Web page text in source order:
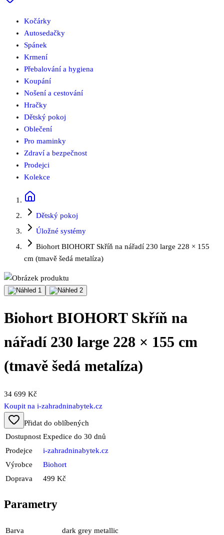
Kočárky
Autosedačky
Spánek
Krmení
Přebalování a hygiena
Koupání
Nošení a cestování
Hračky
Dětský pokoj
Oblečení
Pro maminky
Zdraví a bezpečnost
Prodejci
Kolekce
Dětský pokoj
Úložné systémy
Biohort BIOHORT Skříň na nářadí 230 large 228 × 155
cm (tmavě šedá metalíza)
Biohort BIOHORT Skříň na
nářadí 230 large 228 × 155 cm
(tmavě šedá metalíza)
34 699 Kč
Koupit na i-zahradninabytek.cz
Přidat do oblíbených
Dostupnost Expedice do 30 dnů
Prodejce
i-zahradninabytek.cz
Výrobce
Biohort
Doprava
499 Kč
Parametry
Barva
dark grey metallic